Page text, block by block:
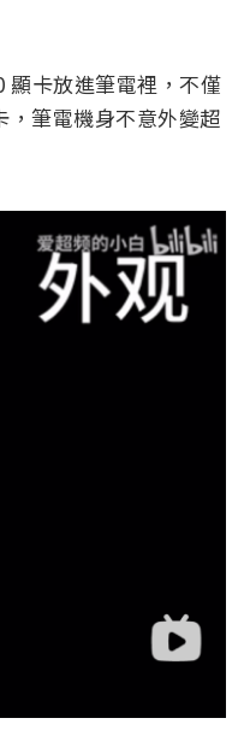
顯卡放進筆電裡，不僅
，筆電機身不意外變超